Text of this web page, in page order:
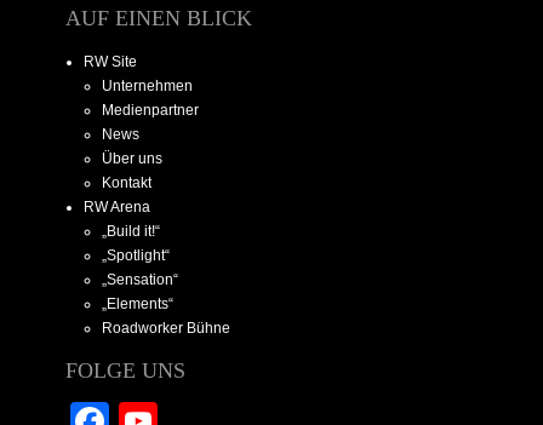
AUF EINEN BLICK
RW Site
Unternehmen
Medienpartner
News
Über uns
Kontakt
RW Arena
„Build it!“
„Spotlight“
„Sensation“
„Elements“
Roadworker Bühne
FOLGE UNS